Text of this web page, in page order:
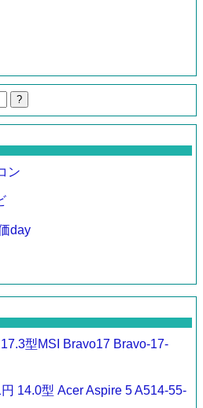
ン
day
型MSI Bravo17 Bravo-17-
14.0型 Acer Aspire 5 A514-55-